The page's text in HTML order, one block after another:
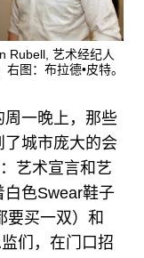
Rubell, 艺术经纪人
图：布拉德•皮特。
周一晚上，那些
城市庞大的会
艺术宣言和艺
色Swear鞋子
要买一双）和
们，在门口招